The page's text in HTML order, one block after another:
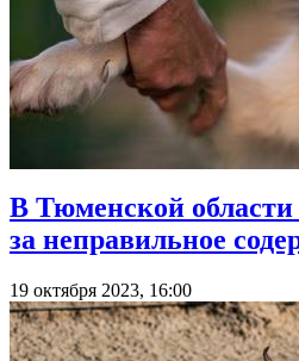
В Тюменской
за неправильное
19 октября 2023, 16:00